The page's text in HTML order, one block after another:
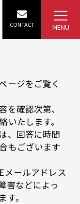
ージをご覧く
を確認次第、
いたします。
、回答に時間
もございます
メールアドレス
害などによっ
。